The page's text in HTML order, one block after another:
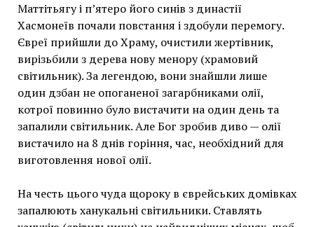
Маттітьягу і п’ятеро його синів з династії
Хасмонеїв почали повстання і здобули перемогу.
Євреї прийшли до Храму, очистили жертівник,
вирізьбили з дерева нову менору (храмовий
світильник). За легендою, вони знайшли лише
один дзбан не опоганеної загарбниками олії,
котрої повинно було вистачити на один день та
запалили світильник. Але Бог зробив диво — олії
вистачило на 8 днів горіння, час, необхідний для
виготовлення нової олії.
На честь цього чуда щороку в єврейських домівках
запалюють ханукальні світильники. Ставлять